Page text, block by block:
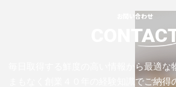
お問い合わせ
毎日取得する鮮度の高い情報から最適な
まもなく創業４０年の経験知識でご納得